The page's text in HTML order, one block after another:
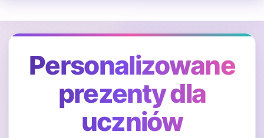
Personalizowane
prezenty dla
uczniów